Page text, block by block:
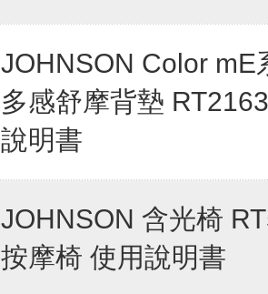
JOHNSON Color mE
多感舒摩背墊
說明書
JOHNSON 含光椅
按摩椅 使用說明書